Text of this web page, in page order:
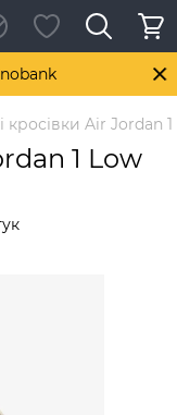
кросівки Air Jordan
1 Low